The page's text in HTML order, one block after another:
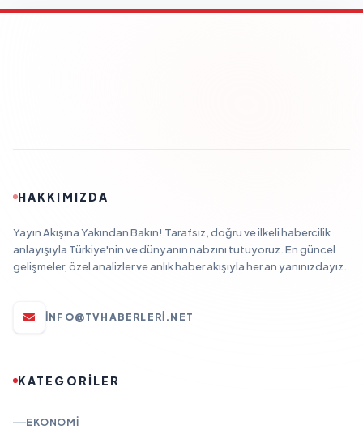
HAKKIMIZDA
Yayın Akışına Yakından Bakın! Tarafsız, doğru ve ilkeli habercilik
anlayışıyla Türkiye'nin ve dünyanın nabzını tutuyoruz. En güncel
gelişmeler, özel analizler ve anlık haber akışıyla her an yanınızdayız.
INFO@TVHABERLERI.NET
KATEGORİLER
EKONOMI